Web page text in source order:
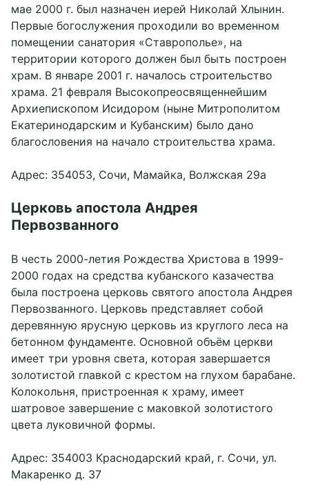
мае 2000 г. был назначен иерей Николай Хлынин.
Первые богослужения проходили во временном
помещении санатория «Ставрополье», на
территории которого должен был быть построен
храм. В январе 2001 г. началось строительство
храма. 21 февраля Высокопреосвященнейшим
Архиепископом Исидором (ныне Митрополитом
Екатеринодарским и Кубанским) было дано
благословения на начало строительства храма.
Адрес: 354053, Сочи, Мамайка, Волжская 29а
Церковь апостола Андрея
Первозванного
В честь 2000-летия Рождества Христова в 1999-
2000 годах на средства кубанского казачества
была построена церковь святого апостола Андрея
Первозванного. Церковь представляет собой
деревянную ярусную церковь из круглого леса на
бетонном фундаменте. Основной объём церкви
имеет три уровня света, которая завершается
золотистой главкой с крестом на глухом барабане.
Колокольня, пристроенная к храму, имеет
шатровое завершение с маковкой золотистого
цвета луковичной формы.
Адрес: 354003 Краснодарский край, г. Сочи, ул.
Макаренко д. 37
Забронировать